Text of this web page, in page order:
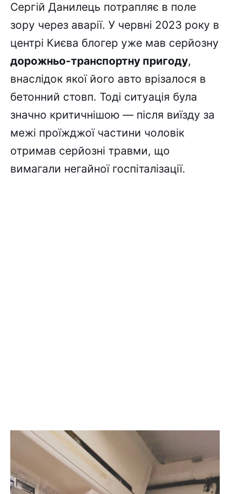
Сергій Данилець потрапляє в поле
зору через аварії. У червні 2023 року в
центрі Києва блогер уже мав серйозну
дорожньо-транспортну пригоду,
внаслідок якої його авто врізалося в
бетонний стовп. Тоді ситуація була
значно критичнішою — після виїзду за
межі проїжджої частини чоловік
отримав серйозні травми, що
вимагали негайної госпіталізації.